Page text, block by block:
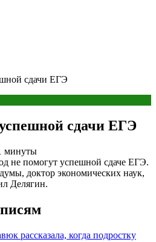
сдачи ЕГЭ
сдачи ЕГЭ
минуты
не помогут успешной сдаче ЕГЭ.
доктор экономических наук,
Делягин.
рассказала, когда подростку